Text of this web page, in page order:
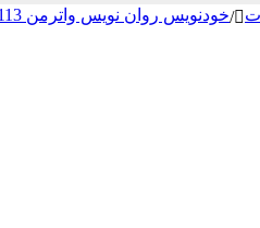
/خودنویس روان نویس واترمن PBW113